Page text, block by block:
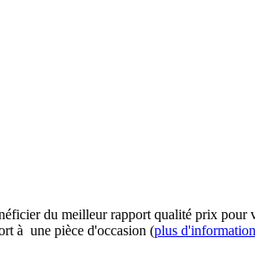
du meilleur rapport qualité prix pour
à une pièce d'occasion (plus